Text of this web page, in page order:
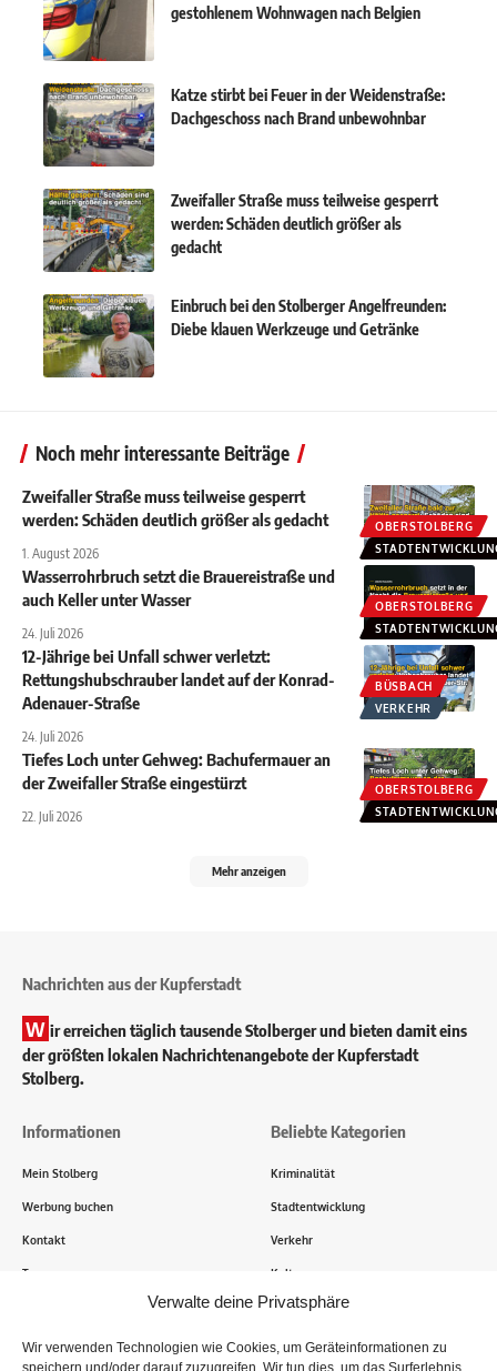
Verwalte deine Privatsphäre
Wir verwenden Technologien wie Cookies, um Geräteinformationen zu
speichern und/oder darauf zuzugreifen. Wir tun dies, um das Surferlebnis
gestohlenem Wohnwagen nach Belgien
Katze stirbt bei Feuer in der Weidenstraße:
Dachgeschoss nach Brand unbewohnbar
Zweifaller Straße muss teilweise gesperrt
werden: Schäden deutlich größer als
gedacht
Einbruch bei den Stolberger Angelfreunden:
Diebe klauen Werkzeuge und Getränke
Noch mehr interessante Beiträge
OBERSTOLBERG
Zweifaller Straße muss teilweise gesperrt
werden: Schäden deutlich größer als gedacht
1. August 2026
OBERSTOLBERG
Wasserrohrbruch setzt die Brauereistraße und
auch Keller unter Wasser
24. Juli 2026
BÜSBACH
VERKEHR
12-Jährige bei Unfall schwer verletzt:
Rettungshubschrauber landet auf der Konrad-
Adenauer-Straße
24. Juli 2026
OBERSTOLBERG
Tiefes Loch unter Gehweg: Bachufermauer an
der Zweifaller Straße eingestürzt
22. Juli 2026
Mehr anzeigen
Nachrichten aus der Kupferstadt
W ir erreichen täglich tausende Stolberger und bieten damit eins
der größten lokalen Nachrichtenangebote der Kupferstadt
Stolberg.
Informationen
Mein Stolberg
Werbung buchen
Kontakt
Transparenz
Beliebte Kategorien
Kriminalität
Stadtentwicklung
Verkehr
Kultur